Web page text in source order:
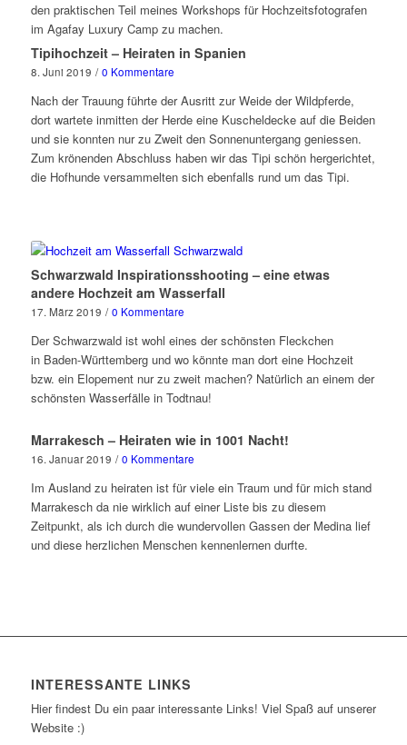
den praktischen Teil meines Workshops für Hochzeitsfotografen
im Agafay Luxury Camp zu machen.
Tipihochzeit – Heiraten in Spanien
8. Juni 2019 / 0 Kommentare
Nach der Trauung führte der Ausritt zur Weide der Wildpferde,
dort wartete inmitten der Herde eine Kuscheldecke auf die Beiden
und sie konnten nur zu Zweit den Sonnenuntergang geniessen.
Zum krönenden Abschluss haben wir das Tipi schön hergerichtet,
die Hofhunde versammelten sich ebenfalls rund um das Tipi.
Schwarzwald Inspirationsshooting – eine etwas
andere Hochzeit am Wasserfall
17. März 2019 / 0 Kommentare
Der Schwarzwald ist wohl eines der schönsten Fleckchen
in Baden-Württemberg und wo könnte man dort eine Hochzeit
bzw. ein Elopement nur zu zweit machen? Natürlich an einem der
schönsten Wasserfälle in Todtnau!
Marrakesch – Heiraten wie in 1001 Nacht!
16. Januar 2019 / 0 Kommentare
Im Ausland zu heiraten ist für viele ein Traum und für mich stand
Marrakesch da nie wirklich auf einer Liste bis zu diesem
Zeitpunkt, als ich durch die wundervollen Gassen der Medina lief
und diese herzlichen Menschen kennenlernen durfte.
INTERESSANTE LINKS
Hier findest Du ein paar interessante Links! Viel Spaß auf unserer
Website :)